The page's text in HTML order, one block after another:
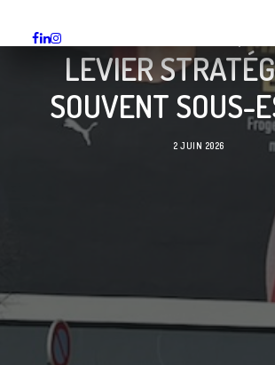
LEVIER
SOUVENT SOUS-
2 JUIN 2026